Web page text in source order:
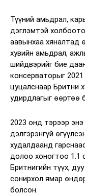
Түүний амьдрал,
дэглэмтэй
аавынхаа хяналтад
хувийн амьдрал,
шийдвэрийг бие
консерваторыг
цуцалснаар Бритни
удирдлагыг өөртөө
2023 онд тэрээр энэ
дэлгэрэнгүй
худалдаанд
долоо хоногтоо 1.1
Бритнигийн түүх,
сонирхол ямар
болсон.